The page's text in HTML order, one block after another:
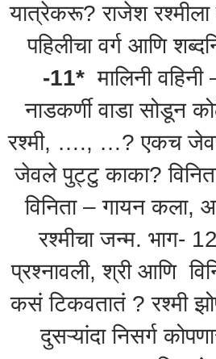
यात्रेकरू? राजेश रश्मीला
पहिलीचा वर्ग आणि
-11* मालिनी
नाडकर्णी वाडा सोडून
रश्मी, …., …? एकच
जेवले पुट्टु काका?
विनिता – गायन कला,
रश्मीचा जन्म. भाग-
प्रश्नावली, श्री आणि
कसं टिकवतातं ? रश्मी
दुसऱ्यांदा निसर्ग